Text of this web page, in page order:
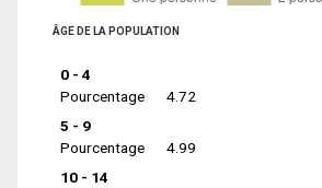
ÂGE DE LA POPULATION
0 - 4
Pourcentage
4.72
5 - 9
Pourcentage
4.99
10 - 14